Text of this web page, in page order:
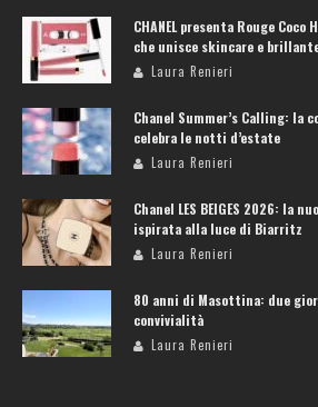
CHANEL presenta Rouge
che unisce skincare e
Laura Renieri
Chanel Summer’s Calling: la
celebra le notti d’estate
Laura Renieri
Chanel LES BEIGES 2026: la
ispirata alla luce di Biarritz
Laura Renieri
80 anni di Masottina: due
convivialità
Laura Renieri